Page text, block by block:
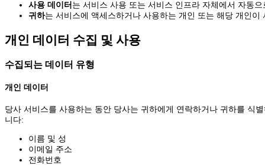
사용 데이터 는 서비스 사용 또는 서비스 인프라 자체에서 자동
귀하는 서비스에 액세스하거나 사용하는 개인 또는 해당 개인
개인 데이터 수집 및 사용
수집되는 데이터 유형
개인 데이터
당사 서비스를 사용하는 동안 당사는 귀하에게 연락하거나 귀하를 식
니다:
이름 및 성
이메일 주소
전화번호